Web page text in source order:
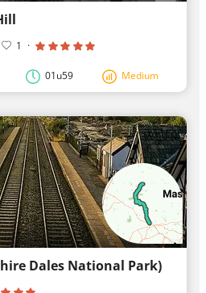
1 ·
01u59 Medium
Dales National Park)